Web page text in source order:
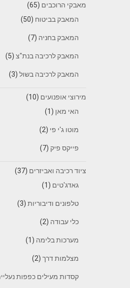
מאבקי הרוכבים (65)
המאבק בביטוח (50)
המאבק בחניה (7)
המאבק לרכיבה בנת"צ(5)
המאבק לרכיבה בשול(3)
מירוצי אופנועים (10)
האי מאן (1)
מוטו ג'י פי (2)
פייקס פיק (7)
ציוד רכיבה ואביזרים (37)
גאדג'טים (1)
טלפונים ודיבוריות(3)
כלי עבודה (2)
מערכות בלימה (1)
מצלמות דרך(2)
קסדות מעילים כפפות